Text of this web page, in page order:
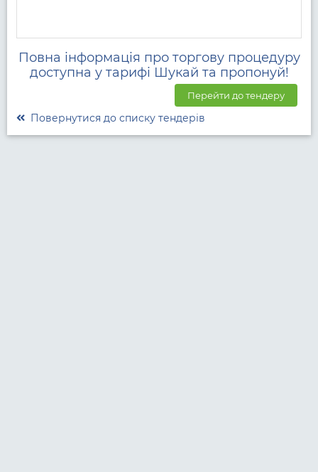
Повна інформація про торгову процедуру
доступна у тарифі Шукай та пропонуй!
Перейти до тендеру
Повернутися до списку тендерів